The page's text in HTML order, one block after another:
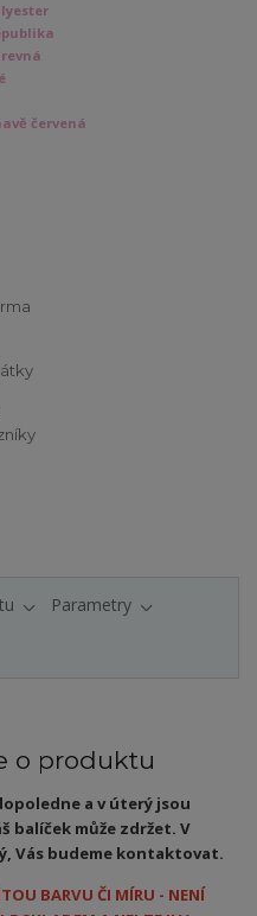
červená
Parametry
o produktu
a v úterý jsou
balíček může zdržet. V
Vás budeme kontaktovat.
BARVU ČI MÍRU - NENÍ